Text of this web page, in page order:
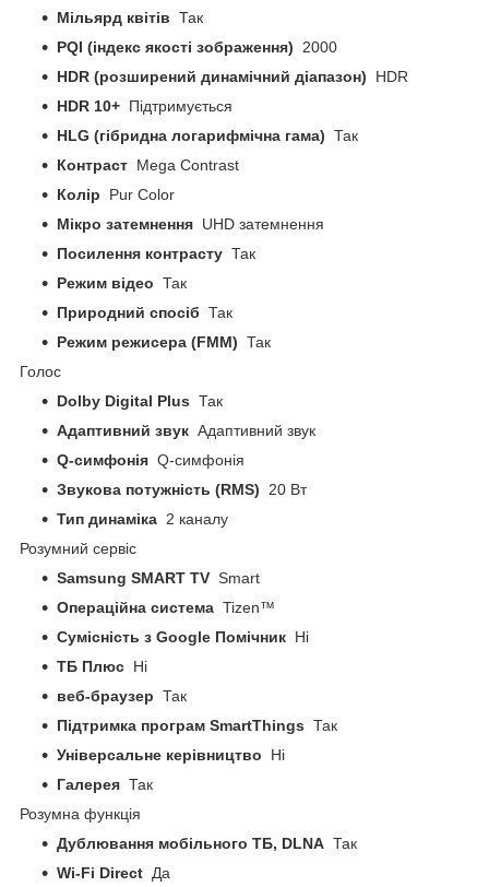
Мільярд квітів Так
PQI (індекс якості зображення)
2000
HDR (розширений динамічний діапазон)
HDR
HDR 10+ Підтримується
HLG (гібридна логарифмічна гама) Так
Контраст Mega Contrast
Колір
Pur Color
Мікро затемнення UHD затемнення
Посилення контрасту Так
Режим відео Так
Природний спосіб Так
Режим режисера (FMM) Так
Голос
Dolby Digital Plus Так
Адаптивний звук Адаптивний звук
Q-симфонія Q-симфонія
Звукова потужність (RMS)
20 Вт
Тип динаміка 2 каналу
Розумний сервіс
Samsung SMART TV Smart
Операційна система Tizen™
Сумісність з Google Помічник Ні
ТБ Плюс Ні
веб-браузер Так
Підтримка програм SmartThings Так
Універсальне керівництво
Ні
Галерея Так
Розумна функція
Дублювання мобільного ТБ, DLNA Так
Wi-Fi Direct Да